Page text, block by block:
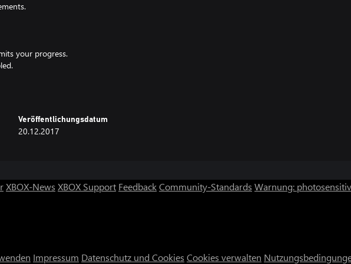
your progress.
Veröffentlichungsdatum
20.12.2017
XBOX-News XBOX Support FeedbackCommunity-Standards Warnung:
Impressum Datenschutz und Cookies Cookies verwalten